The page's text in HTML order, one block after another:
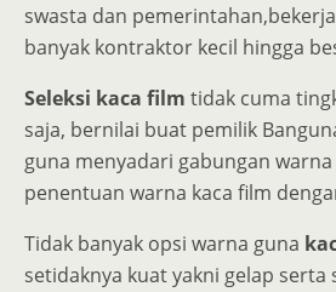
swasta dan
banyak kontraktor kecil hingga
Seleksi kaca film tidak cuma
saja, bernilai buat pemilik
guna menyadari gabungan
penentuan warna kaca film
Tidak banyak opsi warna guna
setidaknya kuat yakni gelap serta